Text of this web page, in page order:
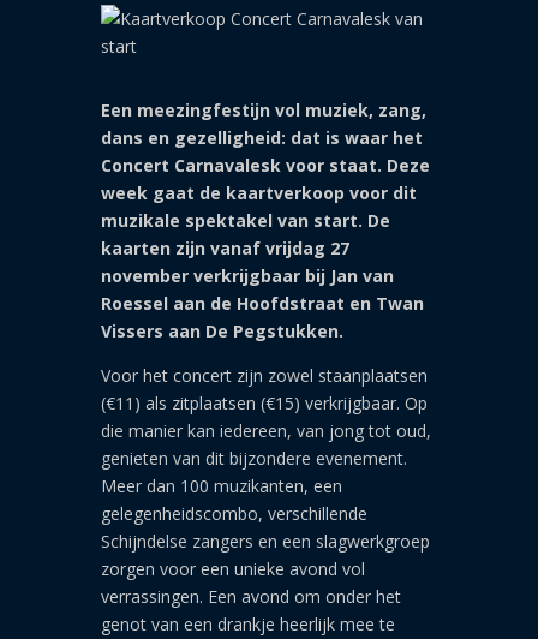
Een meezingfestijn vol muziek, zang,
dans en gezelligheid: dat is waar het
Concert Carnavalesk voor staat. Deze
week gaat de kaartverkoop voor dit
muzikale spektakel van start. De
kaarten zijn vanaf vrijdag 27
november verkrijgbaar bij Jan van
Roessel aan de Hoofdstraat en Twan
Vissers aan De Pegstukken.
Voor het concert zijn zowel staanplaatsen
(€11) als zitplaatsen (€15) verkrijgbaar. Op
die manier kan iedereen, van jong tot oud,
genieten van dit bijzondere evenement.
Meer dan 100 muzikanten, een
gelegenheidscombo, verschillende
Schijndelse zangers en een slagwerkgroep
zorgen voor een unieke avond vol
verrassingen. Een avond om onder het
genot van een drankje heerlijk mee te